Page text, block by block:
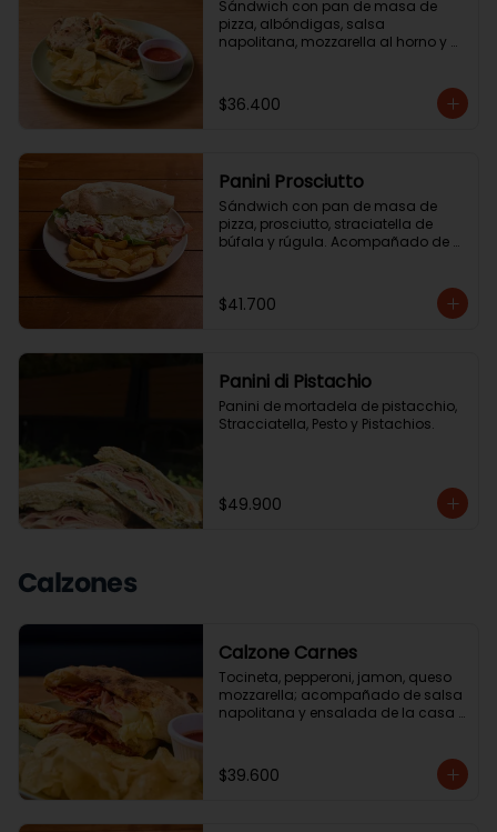
Sándwich con pan de masa de
pizza, albóndigas, salsa
napolitana, mozzarella al horno y
$36.400
Panini Prosciutto
Sándwich con pan de masa de
pizza, prosciutto, straciatella de
búfala y rúgula. Acompañado de
$41.700
Panini di Pistachio
Panini de mortadela de pistacchio,
Stracciatella, Pesto y Pistachios.
$49.900
Calzones
Calzone Carnes
Tocineta, pepperoni, jamon, queso
mozzarella; acompañado de salsa
napolitana y ensalada de la casa
$39.600